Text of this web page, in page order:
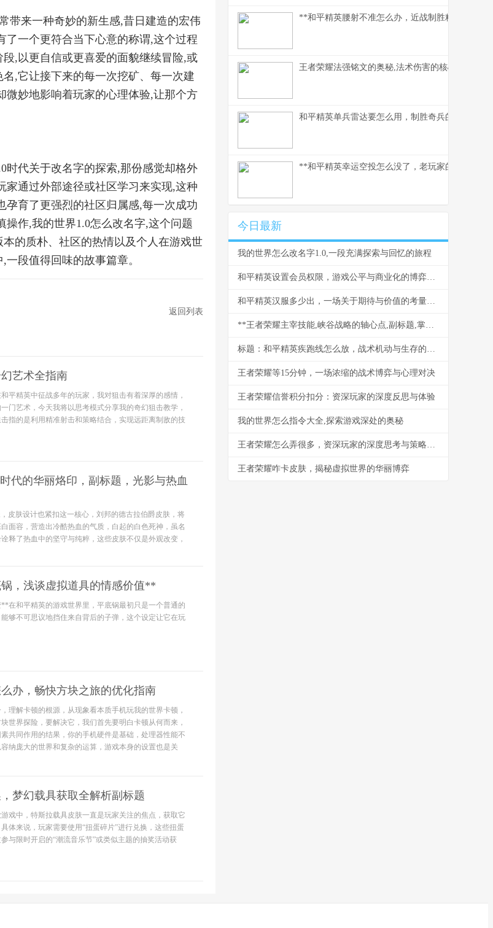
带来一种奇妙的新生感,昔日建造的宏伟
一个更符合当下心意的称谓,这个过程
,以更自信或更喜爱的面貌继续冒险,或
,它让接下来的每一次挖矿、每一次建
微妙地影响着玩家的心理体验,让那个方
时代关于改名字的探索,那份感觉却格外
通过外部途径或社区学习来实现,这种
育了更强烈的社区归属感,每一次成功
作,我的世界1.0怎么改名字,这个问题
的质朴、社区的热情以及个人在游戏世
段值得回味的故事篇章。
返回列表
艺术全指南
平精英中征战多年的玩家，我对狙击有着深厚的感情，
门艺术，今天我将以思考模式分享我的奇幻狙击教学，
指的是利用精准射击和策略结合，实现远距离制敌的技
代的华丽烙印，副标题，光影与热血
皮肤设计也紧扣这一核心，刘邦的德古拉伯爵皮肤，将
面容，营造出冷酷热血的气质，白起的白色死神，虽名
释了热血中的坚守与纯粹，这些皮肤不仅是外观改变，
，浅谈虚拟道具的情感价值**
在和平精英的游戏世界里，平底锅最初只是一个普通的
够不可思议地挡住来自背后的子弹，这个设定让它在玩
办，畅快方块之旅的优化指南
理解卡顿的根源，从现象看本质手机玩我的世界卡顿，
世界探险，要解决它，我们首先要明白卡顿从何而来，
共同作用的结果，你的手机硬件是基础，处理器性能不
纳庞大的世界和复杂的运算，游戏本身的设置也是关
梦幻载具获取全解析副标题
戏中，特斯拉载具皮肤一直是玩家关注的焦点，获取它
体来说，玩家需要使用“扭蛋碎片”进行兑换，这些扭蛋
与限时开启的“潮流音乐节”或类似主题的抽奖活动获
**和平精英腰射不准怎么办，近战制胜精准度提升
王者荣耀法强铭文的奥秘,法术伤害的核心基石
和平精英单兵雷达要怎么用，制胜奇兵的信号艺术
**和平精英幸运空投怎么没了，老玩家的深度分析
今日最新
我的世界怎么改名字1.0,一段充满探索与回忆的旅程
和平精英设置会员权限，游戏公平与商业化的博弈副标题
和平精英汉服多少出，一场关于期待与价值的考量，副标题，玩家眼中皮肤背后的文化博弈与珍藏意义
**王者荣耀主宰技能,峡谷战略的轴心点,副标题,掌控它就能掌控比赛节奏**
标题：和平精英疾跑线怎么放，战术机动与生存的关键副标题：掌握疾跑线设置，提升战场机动效率
王者荣耀等15分钟，一场浓缩的战术博弈与心理对决
王者荣耀信誉积分扣分：资深玩家的深度反思与体验
我的世界怎么指令大全,探索游戏深处的奥秘
王者荣耀怎么弄很多，资深玩家的深度思考与策略分享
王者荣耀咋卡皮肤，揭秘虚拟世界的华丽博弈